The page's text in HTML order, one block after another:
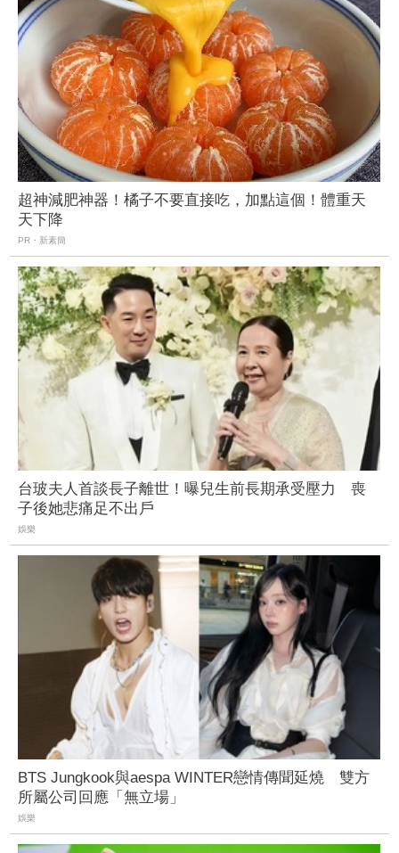
超神減肥神器！橘子不要直接吃，加點這個！體重天
天下降
PR・新素簡
台玻夫人首談長子離世！曝兒生前長期承受壓力 喪
子後她悲痛足不出戶
娛樂
BTS Jungkook與aespa WINTER戀情傳聞延燒 雙方
所屬公司回應「無立場」
娛樂